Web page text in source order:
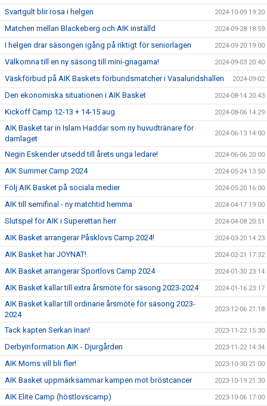
Svartgult blir rosa i helgen 2024-10-09 19:20
Matchen mellan Blackeberg och AIK inställd 2024-09-28 18:59
I helgen drar säsongen igång på riktigt för seniorlagen 2024-09-20 19:00
Välkomna till en ny säsong till mini-gnagarna! 2024-09-03 20:40
Väskförbud på AIK Baskets förbundsmatcher i Vasalundshallen 2024-09-02
Den ekonomiska situationen i AIK Basket 2024-08-14 20:43
Kickoff Camp 12-13 + 14-15 aug 2024-08-06 14:29
AIK Basket tar in Islam Haddar som ny huvudtränare för
damlaget
2024-06-13 14:00
Negin Eskender utsedd till årets unga ledare! 2024-06-06 20:00
AIK Summer Camp 2024 2024-05-24 13:50
Följ AIK Basket på sociala medier 2024-05-20 16:00
AIK till semifinal - ny matchtid hemma 2024-04-17 19:00
Slutspel för AIK i Superettan herr 2024-04-08 20:51
AIK Basket arrangerar Påsklovs Camp 2024! 2024-03-20 14:23
AIK Basket har JOYNAT! 2024-02-21 17:32
AIK Basket arrangerar Sportlovs Camp 2024 2024-01-30 23:14
AIK Basket kallar till extra årsmöte för säsong 2023-2024 2024-01-16 23:17
AIK Basket kallar till ordinarie årsmöte för säsong 2023-
2024
2023-12-06 21:18
Tack kapten Serkan Inan! 2023-11-22 15:30
Derbyinformation AIK - Djurgården 2023-11-22 14:34
AIK Moms vill bli fler! 2023-10-30 21:00
AIK Basket uppmärksammar kampen mot bröstcancer 2023-10-19 21:30
AIK Elite Camp (höstlovscamp) 2023-10-06 17:00